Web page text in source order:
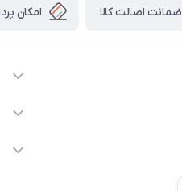
ضمانت اصالت کالا امکان